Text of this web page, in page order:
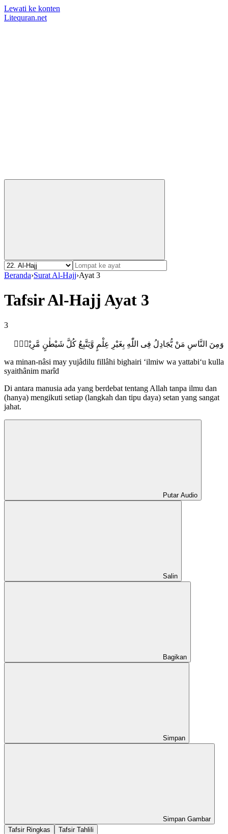
Lewati ke konten
Litequran.net
Beranda›Surat Al-Hajj›Ayat 3
Tafsir Al-Hajj Ayat 3
3
وَمِنَ النَّاسِ مَنْ يُّجَادِلُ فِى اللّٰهِ بِغَيْرِ عِلْمٍ وَّيَتَّبِعُ كُلَّ شَيْطٰنٍ مَّرِيْدٍۙ
wa minan-nâsi may yujâdilu fillâhi bighairi ‘ilmiw wa yattabi‘u kulla
syaithânim marîd
Di antara manusia ada yang berdebat tentang Allah tanpa ilmu dan
(hanya) mengikuti setiap (langkah dan tipu daya) setan yang sangat
jahat.
Putar Audio
Salin
Bagikan
Simpan
Simpan Gambar
Tafsir Ringkas
Tafsir Tahlili